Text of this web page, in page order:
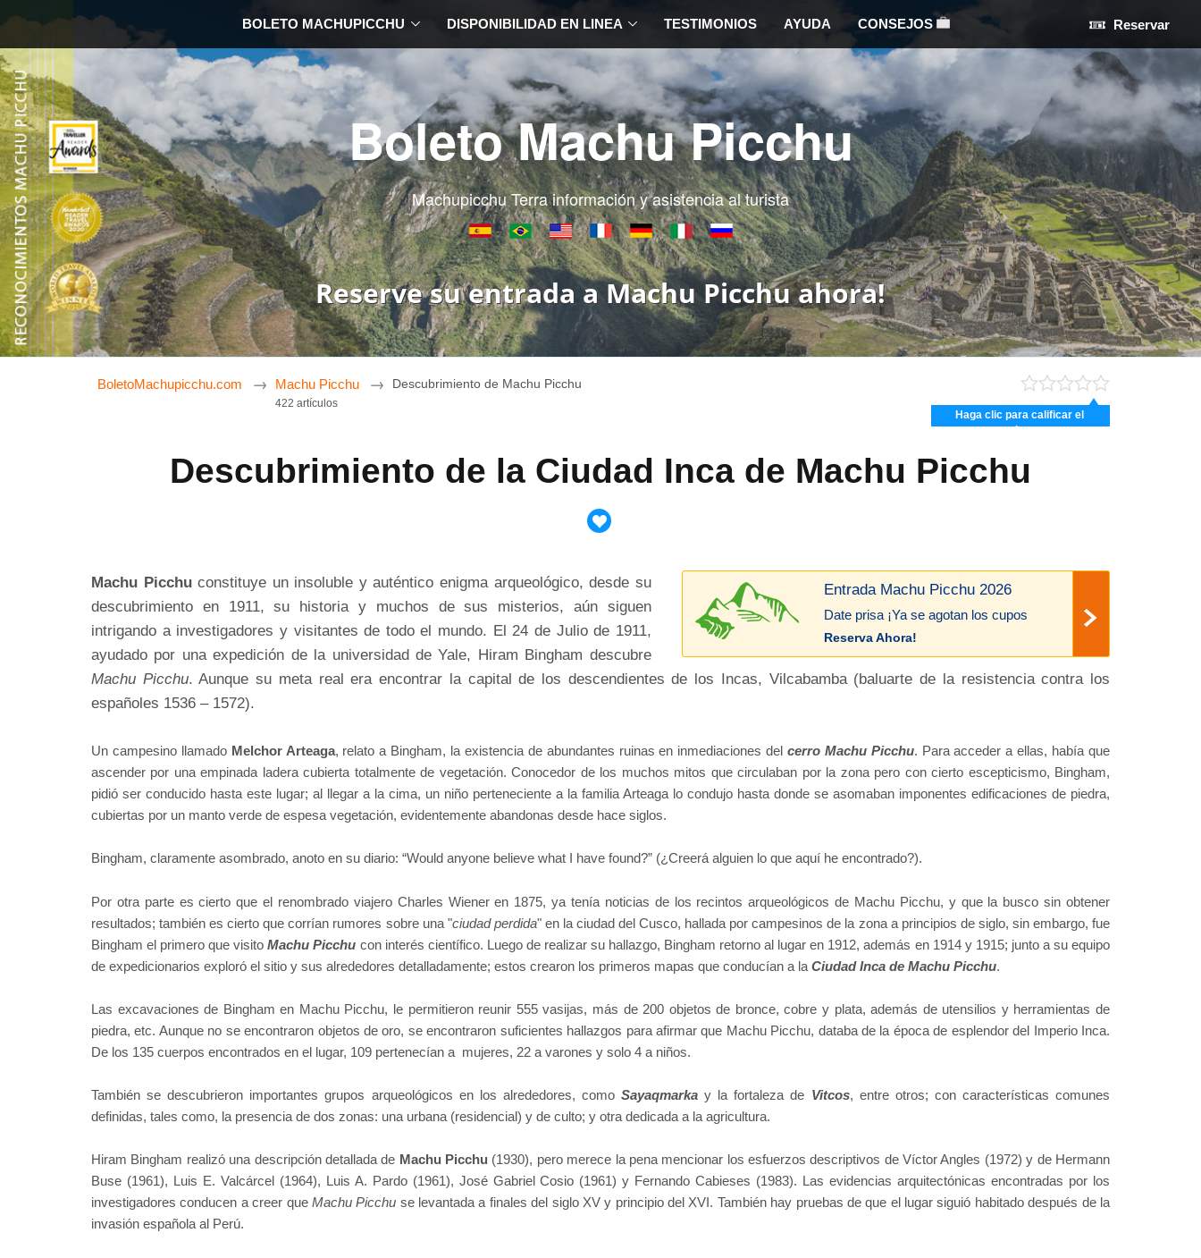
BOLETO MACHUPICCHU DISPONIBILIDAD EN LINEA TESTIMONIOS AYUDA CONSEJOS Reservar
Boleto Machu Picchu
Machupicchu Terra información y asistencia al turista
Reserve su entrada a Machu Picchu ahora!
BoletoMachupicchu.com Machu Picchu
422 artículos
Descubrimiento de Machu Picchu
Haga clic para calificar el
Descubrimiento de la Ciudad Inca de Machu Picchu
Entrada Machu Picchu 2026
Date prisa ¡Ya se agotan los cupos
Reserva Ahora!
Machu Picchuconstituye un insoluble y auténtico enigma arqueológico, desde su
descubrimiento en 1911, su historia y muchos de sus misterios, aún siguen
intrigando a investigadores y visitantes de todo el mundo. El 24 de Julio de 1911,
ayudado por una expedición de la universidad de Yale, Hiram Bingham descubre
Machu Picchu. Aunque su meta real era encontrar la capital de los descendientes de los Incas, Vilcabamba (baluarte de la resistencia contra los
españoles 1536 – 1572).
Un campesino llamado Melchor Arteaga, relato a Bingham, la existencia de abundantes ruinas en inmediaciones del cerro Machu Picchu. Para acceder a ellas, había que
ascender por una empinada ladera cubierta totalmente de vegetación. Conocedor de los muchos mitos que circulaban por la zona pero con cierto escepticismo, Bingham,
pidió ser conducido hasta este lugar; al llegar a la cima, un niño perteneciente a la familia Arteaga lo condujo hasta donde se asomaban imponentes edificaciones de piedra,
cubiertas por un manto verde de espesa vegetación, evidentemente abandonas desde hace siglos.
Bingham, claramente asombrado, anoto en su diario: “Would anyone believe what I have found?” (¿Creerá alguien lo que aquí he encontrado?).
Por otra parte es cierto que el renombrado viajero Charles Wiener en 1875, ya tenía noticias de los recintos arqueológicos de Machu Picchu, y que la busco sin obtener
resultados; también es cierto que corrían rumores sobre una "ciudad perdida" en la ciudad del Cusco, hallada por campesinos de la zona a principios de siglo, sin embargo, fue
Bingham el primero que visitoMachu Picchu con interés científico. Luego de realizar su hallazgo, Bingham retorno al lugar en 1912, además en 1914 y 1915; junto a su equipo
de expedicionarios exploró el sitio y sus alrededores detalladamente; estos crearon los primeros mapas que conducían a laCiudad Inca de Machu Picchu.
Las excavaciones de Bingham en Machu Picchu, le permitieron reunir 555 vasijas, más de 200 objetos de bronce, cobre y plata, además de utensilios y herramientas de
piedra, etc. Aunque no se encontraron objetos de oro, se encontraron suficientes hallazgos para afirmar que Machu Picchu, databa de la época de esplendor del Imperio Inca.
De los 135 cuerpos encontrados en el lugar, 109 pertenecían a mujeres, 22 a varones y solo 4 a niños.
También se descubrieron importantes grupos arqueológicos en los alrededores, como Sayaqmarka y la fortaleza de Vitcos, entre otros; con características comunes
definidas, tales como, la presencia de dos zonas: una urbana (residencial) y de culto; y otra dedicada a la agricultura.
Hiram Bingham realizó una descripción detallada de Machu Picchu (1930), pero merece la pena mencionar los esfuerzos descriptivos de Víctor Angles (1972) y de Hermann
Buse (1961), Luis E. Valcárcel (1964), Luis A. Pardo (1961), José Gabriel Cosio (1961) y Fernando Cabieses (1983). Las evidencias arquitectónicas encontradas por los
investigadores conducen a creer que Machu Picchu se levantada a finales del siglo XV y principio del XVI. También hay pruebas de que el lugar siguió habitado después de la
invasión española al Perú.